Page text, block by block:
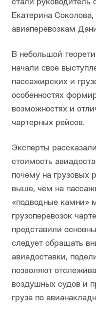
стали руководитель
Екатерина
авиаперевозкам
В небольшой
начали свое
пассажирских и
особенностях
возможностях и
чартерных рейсов.
Эксперты
стоимость
почему на грузовых
выше, чем на
«подводные камни»
грузоперевозок
представили
следует обращать
авиадоставки,
позволяют
воздушных судов и
груза по